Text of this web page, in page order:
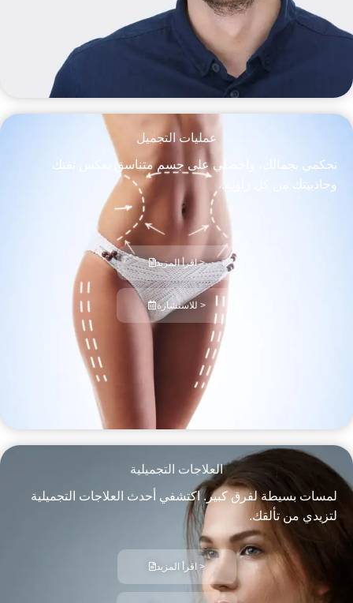
عمليات التجميل
تحكمي بجمالك، واحصلي على جسم متناسق يعكس ثقتك
وجاذبيتك من كل زاوية.
اقرأ المزيد >
للاستشارة >
العلاجات التجميلية
لمسات بسيطة لفرق كبير. اكتشفي أحدث العلاجات التجميلية
لتزيدي من تألقك.
اقرأ المزيد >